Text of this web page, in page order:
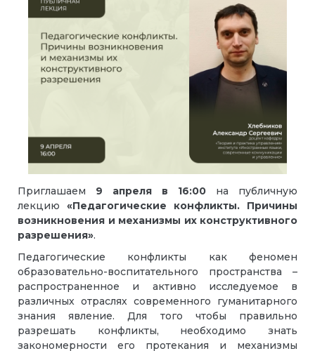
Приглашаем 9 апреля в 16:00 на публичную
лекцию «Педагогические конфликты. Причины
возникновения и механизмы их конструктивного
разрешения».
Педагогические конфликты как феномен
образовательно-воспитательного пространства –
распространенное и активно исследуемое в
различных отраслях современного гуманитарного
знания явление. Для того чтобы правильно
разрешать конфликты, необходимо знать
закономерности его протекания и механизмы